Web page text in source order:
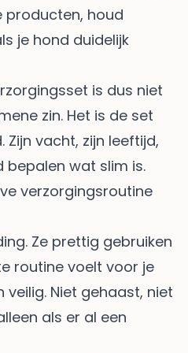
producten, houd
je hond duidelijk
is dus niet
zin. Het is de set
vacht, zijn leeftijd,
bepalen wat slim is.
verzorgingsroutine
Ze prettig gebruiken
routine voelt voor je
Niet gehaast, niet
als er al een